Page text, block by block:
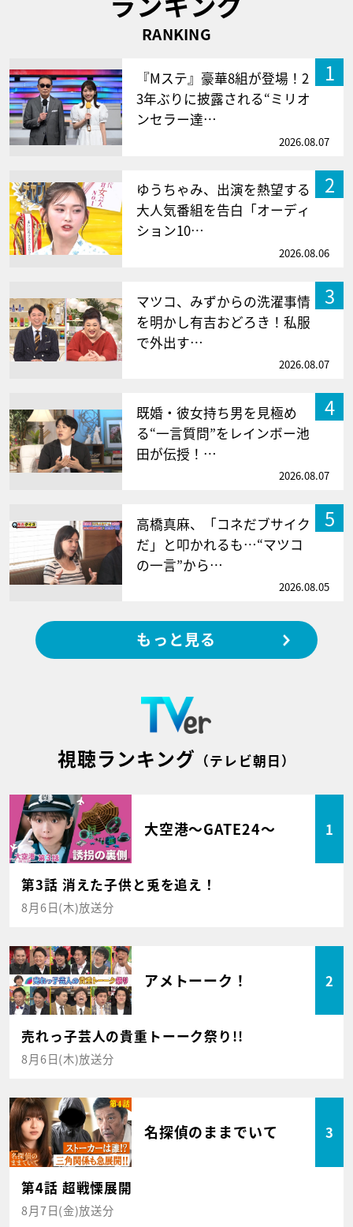
RANKING
1
『Mステ』豪華8組が登場！2
3年ぶりに披露される“ミリオ
ンセラー達…
2026.08.07
2
ゆうちゃみ、出演を熱望する
大人気番組を告白「オーディ
ション10…
2026.08.06
3
マツコ、みずからの洗濯事情
を明かし有吉おどろき！私服
で外出す…
2026.08.07
4
既婚・彼女持ち男を見極め
る“一言質問”をレインボー池
田が伝授！…
2026.08.07
5
高橋真麻、「コネだブサイク
だ」と叩かれるも…“マツコ
の一言”から…
2026.08.05
もっと見る
視聴ランキング （テレビ朝日）
大空港～GATE24～ 1
第3話 消えた子供と兎を追え！
8月6日(木)放送分
アメトーーク！ 2
売れっ子芸人の貴重トーーク祭り!!
8月6日(木)放送分
名探偵のままでいて 3
第4話 超戦慄展開
8月7日(金)放送分